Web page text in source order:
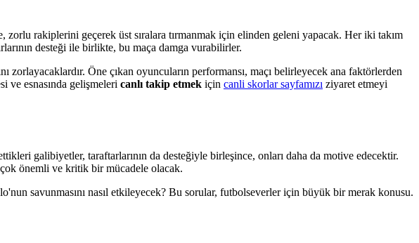
zorlu rakiplerini geçerek üst sıralara tırmanmak için elinden geleni yapacak. Her iki takım
desteği ile birlikte, bu maça damga vurabilirler.
Öne çıkan oyuncuların performansı, maçı belirleyecek ana faktörlerden
ve esnasında gelişmeleri canlı takip etmek için canli skorlar sayfamızı ziyaret etmeyi
galibiyetler, taraftarlarının da desteğiyle birleşince, onları daha da motive edecektir.
önemli ve kritik bir mücadele olacak.
savunmasını nasıl etkileyecek? Bu sorular, futbolseverler için büyük bir merak konusu.